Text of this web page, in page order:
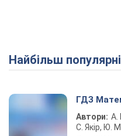
Найбільш
ГДЗ
Автори: А.
С. Якір, Ю.